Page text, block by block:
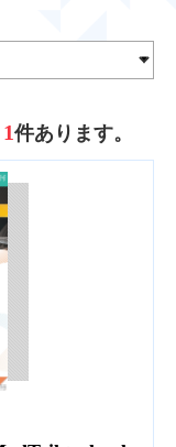
1件あります。